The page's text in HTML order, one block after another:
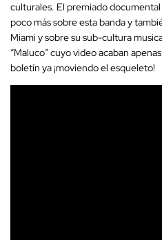
culturales. El premiado
poco más sobre esta banda y
Miami y sobre su sub-cultura
“Maluco” cuyo video acaban
boletín ya ¡moviendo el esqueleto!